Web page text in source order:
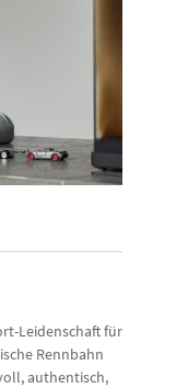
Leidenschaft für
Rennbahn
authentisch,